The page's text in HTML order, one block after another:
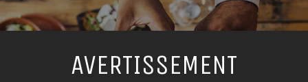
AVERTISSEMENT